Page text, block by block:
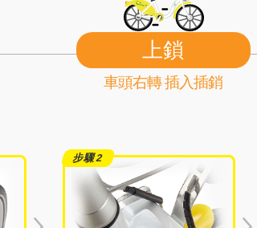
上鎖
車頭右轉 插入插銷